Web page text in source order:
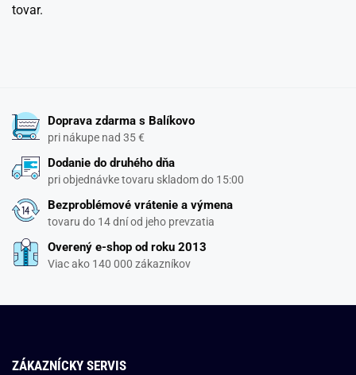
tovar.
Doprava zdarma s Balíkovo
pri nákupe nad 35 €
Dodanie do druhého dňa
pri objednávke tovaru skladom do 15:00
Bezproblémové vrátenie a výmena
tovaru do 14 dní od jeho prevzatia
Overený e-shop od roku 2013
Viac ako 140 000 zákazníkov
ZÁKAZNÍCKY SERVIS